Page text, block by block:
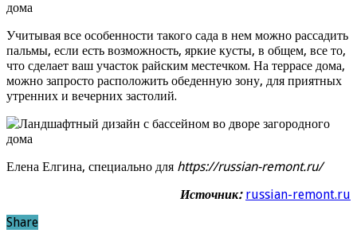
Учитывая все особенности такого сада в нем можно рассадить
пальмы, если есть возможность, яркие кусты, в общем, все то,
что сделает ваш участок райским местечком. На террасе дома,
можно запросто расположить обеденную зону, для приятных
утренних и вечерних застолий.
Елена Елгина, специально для https://russian-remont.ru/
Источник: russian-remont.ru
Share